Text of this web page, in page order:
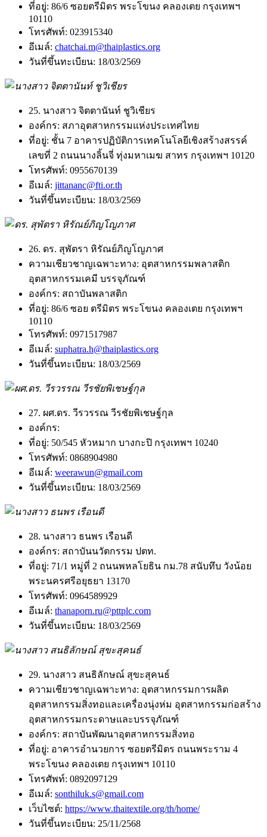
ที่อยู่: 86/6 ซอยตรีมิตร พระโขนง คลองเตย กรุงเทพฯ
10110
โทรศัพท์: 023915340
อีเมล์: chatchai.m@thaiplastics.org
วันที่ขึ้นทะเบียน: 18/03/2569
25. นางสาว จิตตานันท์ ชูวิเชียร
องค์กร: สภาอุตสาหกรรมแห่งประเทศไทย
ที่อยู่: ชั้น 7 อาคารปฏิบัติการเทคโนโลยีเชิงสร้างสรรค์
เลขที่ 2 ถนนนางลิ้นจี่ ทุ่งมหาเมฆ สาทร กรุงเทพฯ 10120
โทรศัพท์: 0955670139
อีเมล์: jittananc@fti.or.th
วันที่ขึ้นทะเบียน: 18/03/2569
26. ดร. สุพัตรา หิรัณย์ภิญโญภาศ
ความเชียวชาญเฉพาะทาง: อุตสาหกรรมพลาสติก
อุตสาหกรรมเคมี บรรจุภัณฑ์
องค์กร: สถาบันพลาสติก
ที่อยู่: 86/6 ซอย ตรีมิตร พระโขนง คลองเตย กรุงเทพฯ
10110
โทรศัพท์: 0971517987
อีเมล์: suphatra.h@thaiplastics.org
วันที่ขึ้นทะเบียน: 18/03/2569
27. ผศ.ดร. วีรวรรณ วีรชัยพิเชษฐ์กุล
องค์กร:
ที่อยู่: 50/545 หัวหมาก บางกะปิ กรุงเทพฯ 10240
โทรศัพท์: 0868904980
อีเมล์: weerawun@gmail.com
วันที่ขึ้นทะเบียน: 18/03/2569
28. นางสาว ธนพร เรือนดี
องค์กร: สถาบันนวัตกรรม ปตท.
ที่อยู่: 71/1 หมู่ที่ 2 ถนนพหลโยธิน กม.78 สนับทึบ วังน้อย
พระนครศรีอยุธยา 13170
โทรศัพท์: 0964589929
อีเมล์: thanaporn.ru@pttplc.com
วันที่ขึ้นทะเบียน: 18/03/2569
29. นางสาว สนธิลักษณ์ สุขะสุคนธ์
ความเชียวชาญเฉพาะทาง: อุตสาหกรรมการผลิต
อุตสาหกรรมสิ่งทอและเครื่องนุ่งห่ม อุตสาหกรรมก่อสร้าง
อุตสาหกรรมกระดาษและบรรจุภัณฑ์
องค์กร: สถาบันพัฒนาอุตสาหกรรมสิ่งทอ
ที่อยู่: อาคารอำนวยการ ซอยตรีมิตร ถนนพระราม 4
พระโขนง คลองเตย กรุงเทพฯ 10110
โทรศัพท์: 0892097129
อีเมล์: sonthiluk.s@gmail.com
เว็บไซต์: https://www.thaitextile.org/th/home/
วันที่ขึ้นทะเบียน: 25/11/2568